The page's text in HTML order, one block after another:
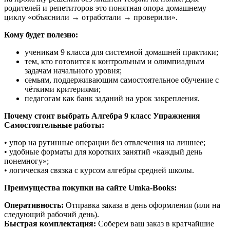
родителей и репетиторов это понятная опора домашнему
циклу «объяснили → отработали → проверили».
Кому будет полезно:
ученикам 9 класса для системной домашней практики;
тем, кто готовится к контрольным и олимпиадным
задачам начального уровня;
семьям, поддерживающим самостоятельное обучение с
чёткими критериями;
педагогам как банк заданий на урок закрепления.
Почему стоит выбрать Алгебра 9 класс Упражнения
Самостоятельные работы:
• упор на рутинные операции без отвлечения на лишнее;
• удобные форматы для коротких занятий «каждый день
понемногу»;
• логическая связка с курсом алгебры средней школы.
Преимущества покупки на сайте Umka-Books:
Оперативность: Отправка заказа в день оформления (или на
следующий рабочий день).
Быстрая комплектация: Соберем ваш заказ в кратчайшие